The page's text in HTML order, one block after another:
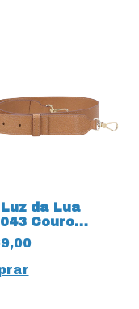
da Lua
Couro
18907 New